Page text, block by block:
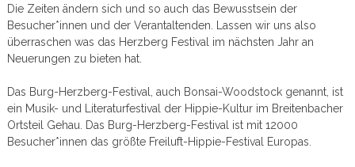
Die Zeiten ändern sich und so auch das Bewusstsein der
Besucher*innen und der Verantaltenden. Lassen wir uns also
überraschen was das Herzberg Festival im nächsten Jahr an
Neuerungen zu bieten hat.
Das Burg-Herzberg-Festival, auch Bonsai-Woodstock genannt, ist
ein Musik- und Literaturfestival der Hippie-Kultur im Breitenbacher
Ortsteil Gehau. Das Burg-Herzberg-Festival ist mit 12000
Besucher*innen das größte Freiluft-Hippie-Festival Europas.